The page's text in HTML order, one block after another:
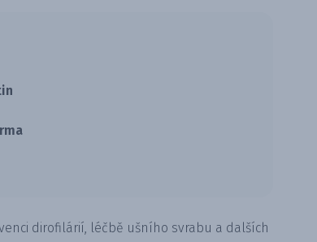
dirofilárií, léčbě ušního svrabu a dalších